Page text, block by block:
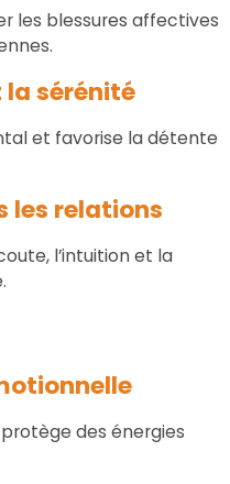
les blessures affectives
la sérénité
et favorise la détente
les relations
l’intuition et la
des énergies